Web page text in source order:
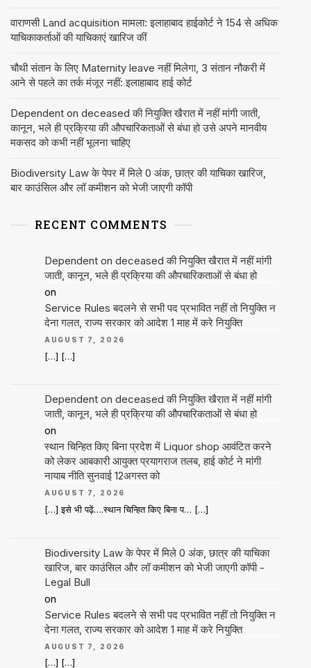
वाराणसी Land acquisition मामला: इलाहाबाद हाईकोर्ट ने 154 से अधिक
याचिकाकर्ताओं की याचिकाएं खारिज कीं
चौथी संतान के लिए Maternity leave नहीं मिलेगा, 3 संतान नौकरी में
आने से पहले का तर्क मंजूर नहीं: इलाहाबाद हाई कोर्ट
Dependent on deceased की नियुक्ति खैरात में नहीं मांगी जाती,
कानून, भले ही प्रक्रिया की औपचारिकताओं से बंधा हो उसे अपने मानवीय
मकसद को कभी नहीं भूलना चाहिए
Biodiversity Law के पेपर में मिले 0 अंक, छात्र की याचिका खारिज,
बार काउंसिल और लॉ कमीशन को भेजी जाएगी कॉपी
RECENT COMMENTS
Dependent on deceased की नियुक्ति खैरात में नहीं मांगी
जाती, कानून, भले ही प्रक्रिया की औपचारिकताओं से बंधा हो
on
Service Rules बदलने से सभी पद प्रभावित नहीं तो नियुक्ति न
देना गलत, राज्य सरकार को आदेश 1 माह में करे नियुक्ति
AUGUST 7, 2026
[…] […]
Dependent on deceased की नियुक्ति खैरात में नहीं मांगी
जाती, कानून, भले ही प्रक्रिया की औपचारिकताओं से बंधा हो
on
स्थान चिन्हित किए बिना प्रदेश में Liquor shop आवंटित करने
को लेकर आबकारी आयुक्त प्रयागराज तलब, हाई कोर्ट ने मांगी
नायाब नीति सुनवाई 12अगस्त को
AUGUST 7, 2026
[…] इसे भी पढ़ें….स्थान चिन्हित किए बिना प… […]
Biodiversity Law के पेपर में मिले 0 अंक, छात्र की याचिका
खारिज, बार काउंसिल और लॉ कमीशन को भेजी जाएगी कॉपी -
Legal Bull
on
Service Rules बदलने से सभी पद प्रभावित नहीं तो नियुक्ति न
देना गलत, राज्य सरकार को आदेश 1 माह में करे नियुक्ति
AUGUST 7, 2026
[…] […]